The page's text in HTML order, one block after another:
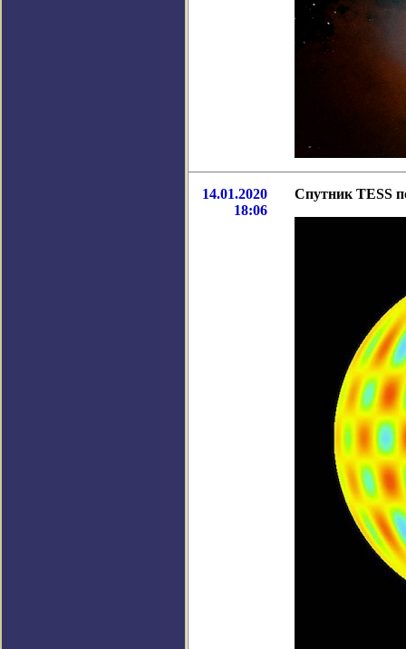
14.01.2020
18:06
Спутник TESS